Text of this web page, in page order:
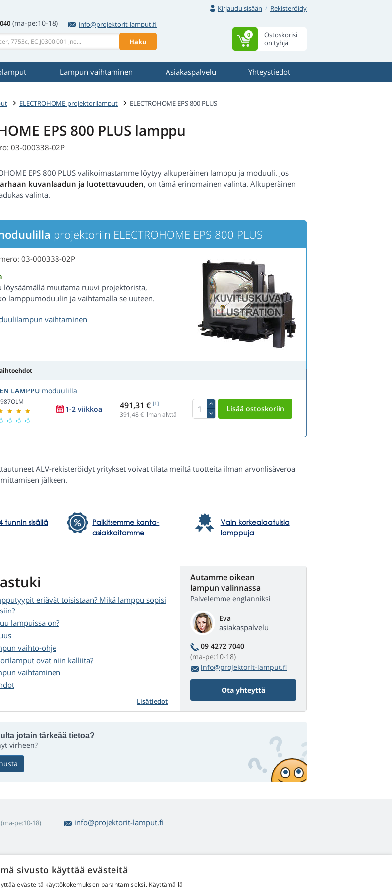
Kirjaudu sisään
Rekisteröidy
(ma-pe:10-18)
info@projektorit-lamput.fi
Haku
Ostoskorisi
on tyhjä
0
Lampun vaihtaminen Asiakaspalvelu Yhteystiedot
ELECTROHOME-projektorilamput ELECTROHOME EPS 800 PLUS
EPS 800 PLUS lamppu
03-000338-02P
EPS 800 PLUS valikoimastamme löytyy alkuperäinen lamppu ja moduuli. Jos
kuvanlaadun ja luotettavuuden, on tämä erinomainen valinta. Alkuperäinen
valinta.
projektoriin ELECTROHOME EPS 800 PLUS
03-000338-02P
löysäämällä muutama ruuvi projektorista,
lamppumoduulin ja vaihtamalla se uuteen.
vaihtaminen
LAMPPU moduulilla
1-2 viikkoa 491,31 € [1]
391,48€ ilman alv:tä
ALV-rekisteröidyt yritykset voivat tilata meiltä tuotteita ilman arvonlisäveroa
jälkeen.
tunnin sisällä
Palkitsemme kanta-
asiakkaitamme
Vain korkealaatuisia
lamppuja
eriävät toisistaan? Mikä lamppu sopisi
lampuissa on?
vaihto-ohje
ovat niin kalliita?
vaihtaminen
Lisätiedot
Autamme oikean
lampun valinnassa
Palvelemme englanniksi
Eva
asiakaspalvelu
09 4272 7040
(ma-pe:10-18)
info@projektorit-lamput.fi
Ota yhteyttä
jotain tärkeää tietoa?
virheen?
(ma-pe:10-18) info@projektorit-lamput.fi
Yhteystiedot
sivusto käyttää evästeitä
evästeitä käyttökokemuksen parantamiseksi. Käyttämällä